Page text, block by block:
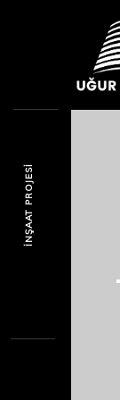
İNŞAAT PROJESI